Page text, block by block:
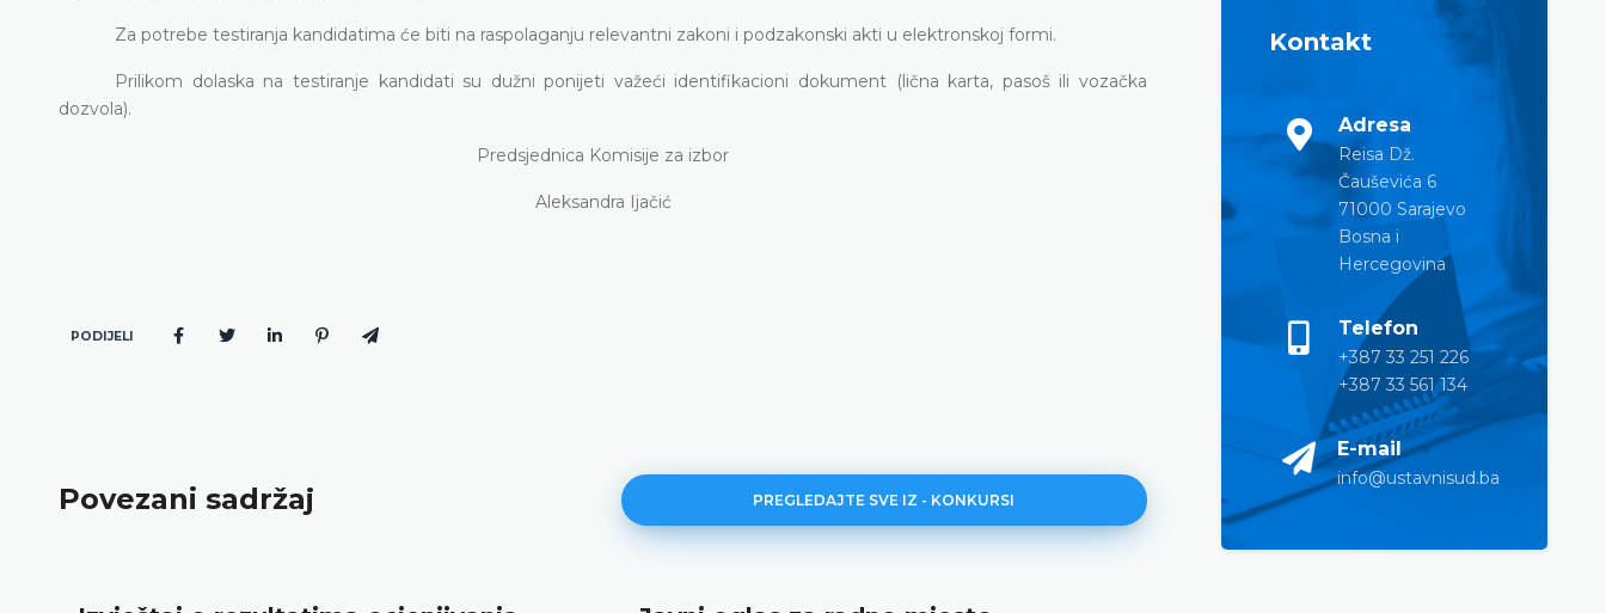
Za potrebe testiranja kandidatima će biti na raspolaganju relevantni zakoni i podzakonski akti u elektronskoj formi.
Prilikom dolaska na testiranje kandidati su dužni ponijeti važeći identifikacioni dokument (lična karta, pasoš ili vozačka
dozvola).
Predsjednica Komisije za izbor
Aleksandra Ijačić
PODIJELI
Povezani sadržaj PREGLEDAJTE SVE IZ - KONKURSI
Kontakt
Adresa
Reisa Dž.
Čauševića 6
71000 Sarajevo
Bosna i
Hercegovina
Telefon
+387 33 251 226
+387 33 561 134
E-mail
info@ustavnisud.ba